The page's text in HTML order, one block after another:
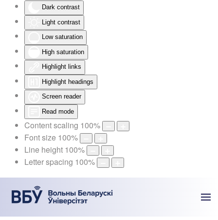
Dark contrast
Light contrast
Low saturation
High saturation
Highlight links
Highlight headings
Screen reader
Read mode
Content scaling 100%
Font size 100%
Line height 100%
Letter spacing 100%